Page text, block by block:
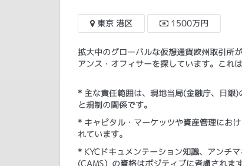
東京 港区 1500万円
拡大中のグローバルな仮想通貨欧州取引所
アンス・オフィサーを探しています。これ
* 主な責任範囲は、現地当局(金融庁、日銀
と規制の関係です。
* キャピタル・マーケッツや資産管理にお
れています。
* KYCドキュメンテーション知識、アン
(CAMS）の資格はポジティブに考慮されます